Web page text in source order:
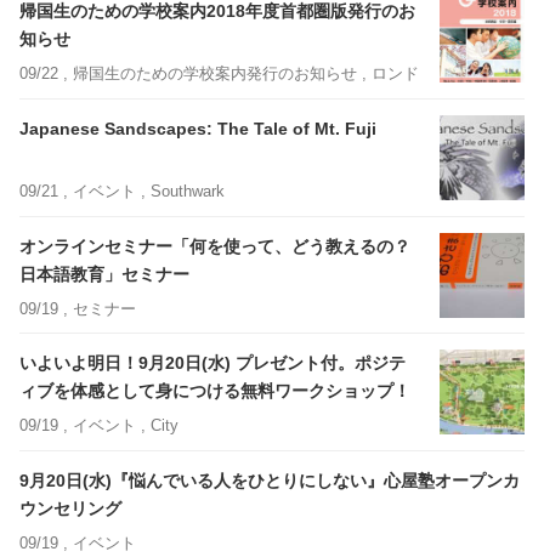
帰国生のための学校案内2018年度首都圏版発行のお
知らせ
09/22 , 帰国生のための学校案内発行のお知らせ , ロンドンエリア外
Japanese Sandscapes: The Tale of Mt. Fuji
09/21 , イベント , Southwark
オンラインセミナー「何を使って、どう教えるの？
日本語教育」セミナー
09/19 , セミナー
いよいよ明日！9月20日(水) プレゼント付。ポジテ
ィブを体感として身につける無料ワークショップ！
09/19 , イベント , City
9月20日(水)『悩んでいる人をひとりにしない』心屋塾オープンカ
ウンセリング
09/19 , イベント